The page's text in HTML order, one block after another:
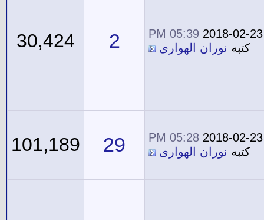
2018-02-23
05:39 PM
كتبه نوران الهوارى 2
30,424
2018-02-23
05:28 PM
كتبه نوران الهوارى 29
101,189